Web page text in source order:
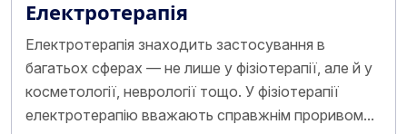
Електротерапія
Електротерапія знаходить застосування в
багатьох сферах — не лише у фізіотерапії, але й у
косметології, неврології тощо. У фізіотерапії
електротерапію вважають справжнім проривом...